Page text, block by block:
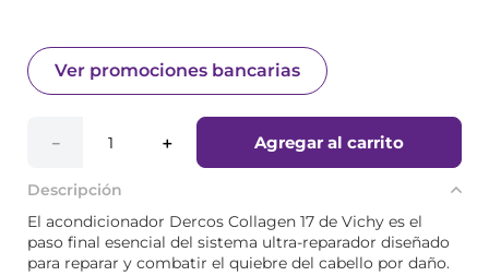
Ver promociones bancarias
＋
－ Agregar al carrito
Descripción
El acondicionador Dercos Collagen 17 de Vichy es el
paso final esencial del sistema ultra-reparador diseñado
para reparar y combatir el quiebre del cabello por daño.